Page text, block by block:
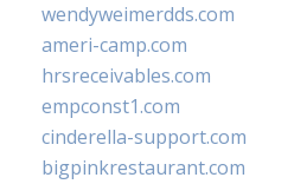
wendyweimerdds.com
ameri-camp.com
hrsreceivables.com
empconst1.com
cinderella-support.com
bigpinkrestaurant.com